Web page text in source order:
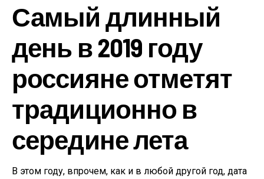
Самый длинный
день в 2019 году
россияне отметят
традиционно в
середине лета
В этом году, впрочем, как и в любой другой год, дата